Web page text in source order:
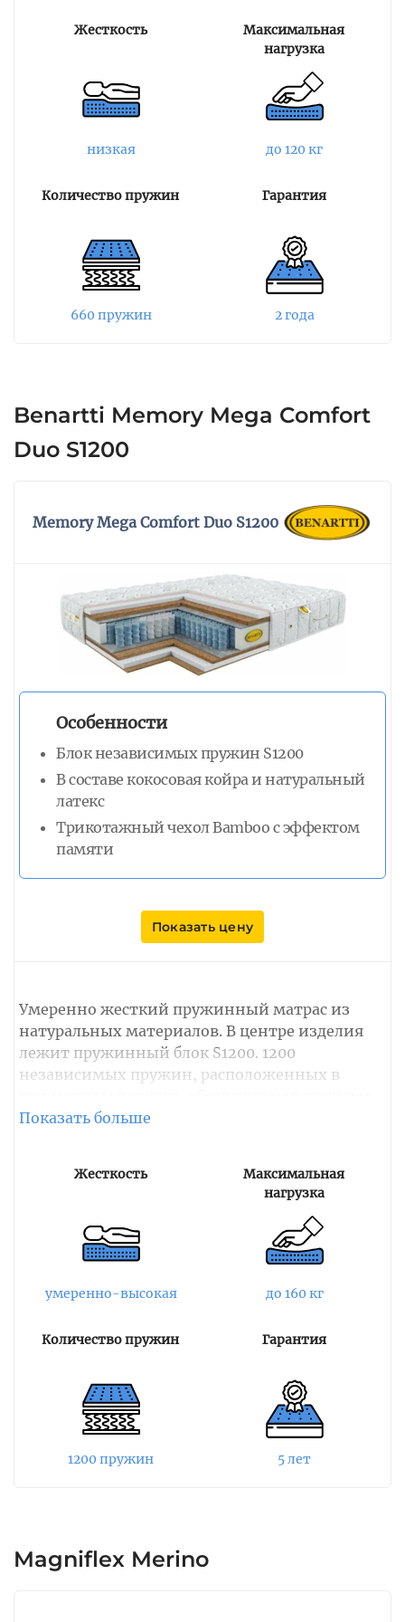
Consul. Энергетические поля, создаваемые
пружинным блоком, позволяют быстрее
расслабляться мышцам.
Настилочные слои представлены в матраса
С одной стороны лежит только 4
запоминая изгибы тела человека. Материал с
обволакивающее спальное место, сохраняя
поддержку позвоночника, и позволяет телу
быстро расслабиться без обратного давления. С
другой стороны – комбинированные слои
Производитель предлагает на выбор 2 вида
чехла: из жаккарда и трикотажа,
простеганным на волокне холфитекс. Оба
гигиеничности спального места. Высота
Жесткость
низкая
Максимальная
нагрузка
до 120 кг
Количество пружин
660 пружин
Гарантия
2 года
Benartti Memory Mega Comfort
Duo S1200
Memory Mega Comfort Duo S1200
Особенности
Блок независимых пружин S1200
В составе кокосовая койра и натуральный
латекс
Трикотажный чехол Bamboo с эффектом
памяти
Показать цену
Умеренно жесткий пружинный матрас из
натуральных материалов. В центре изделия
лежит пружинный блок S1200. 1200
независимых пружин, расположенных в
место качественной анатомической
жесткости за счет комбинирования
наполнителя натурального латекса и
латексированной кокосовой койры. Оба
материала упругие, эластичные,
гипоаллергенные и хорошо пропускают
воздух, не позволяя пыли и микробам
Пружинный блок изолирован от мягких слоев
пружины от деформации и
преждевременного износа. Матрас имеет
усиленный периметр из пены повышенной
плотности, не позволяя краям проседать от
дополнительной вентиляции слоев.
Жесткость
умеренно-высокая
Максимальная
нагрузка
до 160 кг
Количество пружин
1200 пружин
Гарантия
5 лет
Magniflex Merino